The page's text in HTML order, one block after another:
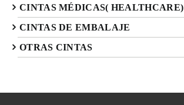
CINTAS MÉDICAS( HEALTHCARE)
CINTAS DE EMBALAJE
OTRAS CINTAS